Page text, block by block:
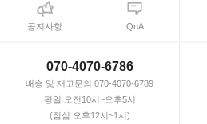
공지사항 QnA
070-4070-6786
배송 및 재고문의 070-4070-6789
평일 오전10시~오후5시
(점심 오후12시~1시)